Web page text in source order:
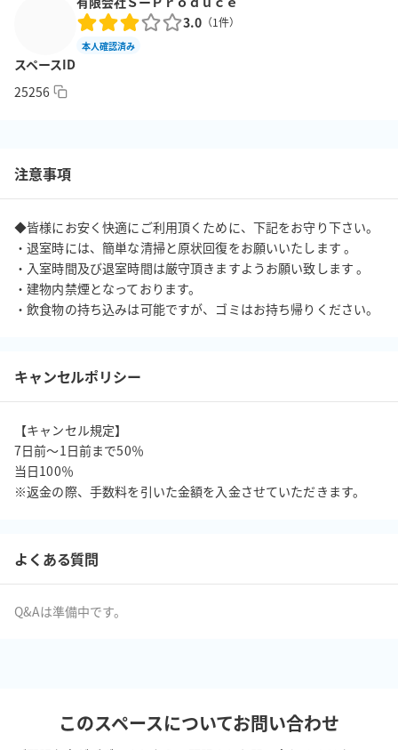
■会場の下見について
・お問合せください。
【重要事項】
・使用後は清掃をお願いしています。
・室内は完全禁煙でございます。（室内、廊下、共用部すべて禁
煙です。）
・室内にてレイアウトを変更された場合には、退室されるまでに
必ず元にお戻し下さい。
・お客様がお持込み頂いたものは全てご自身でお持ち帰り下さ
内に捨て置くことは認められません。
・万が一、スペース内にゴミを置いて行かれた場合は廃棄に掛か
る全ての料金をお支払い頂きます。
3.0 （1件）
本人確認済み
スペースID
25256
注意事項
◆皆様にお安く快適にご利用頂くために、下記をお守り下さい。
・退室時には、簡単な清掃と原状回復をお願いいたします 。
・入室時間及び退室時間は厳守頂きますようお願い致します 。
・建物内禁煙となっております。
・飲食物の持ち込みは可能ですが、ゴミはお持ち帰りください。
キャンセルポリシー
【キャンセル規定】
7日前〜1日前まで50％
当日100％
※返金の際、手数料を引いた金額を入金させていただきます。
よくある質問
Q&Aは準備中です。
このスペースについてお問い合わせ